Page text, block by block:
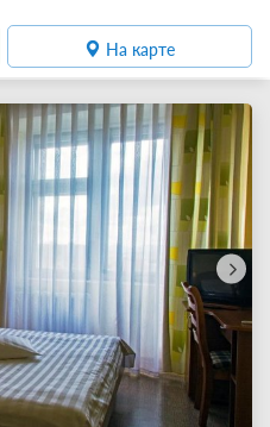
На карте